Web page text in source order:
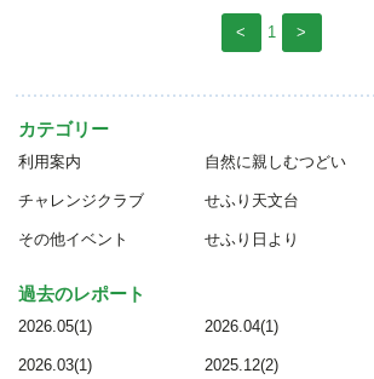
< 1 >
カテゴリー
利用案内 自然に親しむつどい
チャレンジクラブ せふり天文台
その他イベント せふり日より
過去のレポート
2026.05(1) 2026.04(1)
2026.03(1) 2025.12(2)